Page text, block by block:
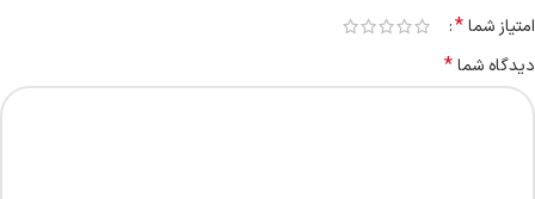
امتیاز شما*
دیدگاه شما*